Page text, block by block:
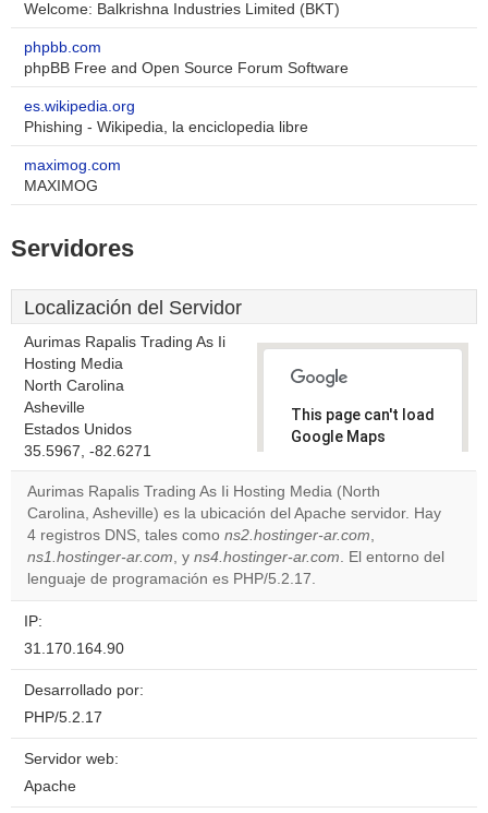
Welcome: Balkrishna Industries Limited (BKT)
phpbb.com
phpBB Free and Open Source Forum Software
es.wikipedia.org
Phishing - Wikipedia, la enciclopedia libre
maximog.com
MAXIMOG
Servidores
Localización del Servidor
Aurimas Rapalis Trading As Ii
Hosting Media
North Carolina
Asheville
Estados Unidos
35.5967, -82.6271
This page can't load
Google Maps
Do you
own this
website?
OK
Aurimas Rapalis Trading As Ii Hosting Media (North
Carolina, Asheville) es la ubicación del Apache servidor. Hay
4 registros DNS, tales como ns2.hostinger-ar.com,
ns1.hostinger-ar.com, y ns4.hostinger-ar.com. El entorno del
lenguaje de programación es PHP/5.2.17.
IP:
31.170.164.90
Desarrollado por:
PHP/5.2.17
Servidor web:
Apache